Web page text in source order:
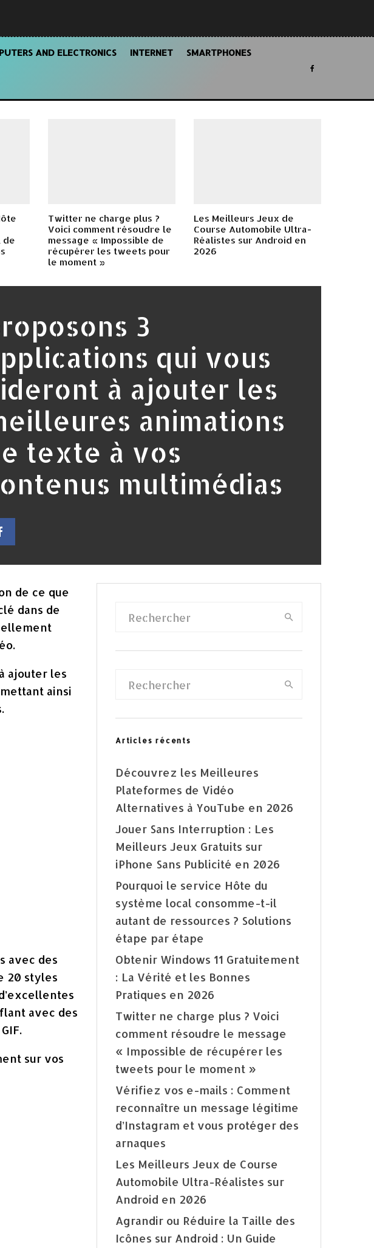
AND ELECTRONICS INTERNET SMARTPHONES
de
Twitter ne charge plus ?
Voici comment résoudre le
message « Impossible de
récupérer les tweets pour
le moment »
Les Meilleurs Jeux de
Course Automobile Ultra-
Réalistes sur Android en
2026
3
qui vous
à ajouter les
animations
texte à vos
multimédias
de ce que
dans de
ajouter les
ainsi
avec des
20 styles
avec des
sur vos
Articles récents
Découvrez les Meilleures
Plateformes de Vidéo
Alternatives à YouTube en 2026
Jouer Sans Interruption : Les
Meilleurs Jeux Gratuits sur
iPhone Sans Publicité en 2026
Pourquoi le service Hôte du
système local consomme-t-il
autant de ressources ? Solutions
étape par étape
Obtenir Windows 11 Gratuitement
: La Vérité et les Bonnes
Pratiques en 2026
Twitter ne charge plus ? Voici
comment résoudre le message
« Impossible de récupérer les
tweets pour le moment »
Vérifiez vos e-mails : Comment
reconnaître un message légitime
d’Instagram et vous protéger des
arnaques
Les Meilleurs Jeux de Course
Automobile Ultra-Réalistes sur
Android en 2026
Agrandir ou Réduire la Taille des
Icônes sur Android : Un Guide